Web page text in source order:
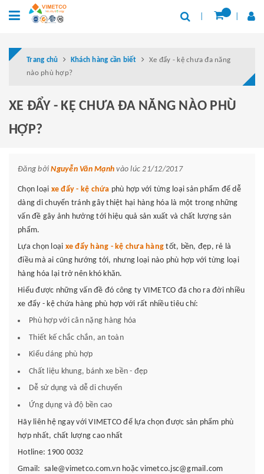
Trang chủ Khách hàng cần biết
Xe đẩy - kệ chưa đa năng
nào phù hợp?
XE ĐẨY - KỆ CHƯA ĐA NĂNG NÀO PHÙ
HỢP?
Đăng bởiNguyễn Văn Mạnh vào lúc 21/12/2017
Chọn loại xe đẩy - kệ chứa phù hợp với từng loại sản phẩm để dễ
dàng di chuyển tránh gây thiệt hại hàng hóa là một trong những
vấn đề gây ảnh hưởng tới hiệu quả sản xuất và chất lượng sản
phẩm.
Lựa chọn loại xe đẩy hàng - kệ chưa hàng tốt, bền, đẹp, rẻ là
điều mà ai cũng hướng tới, nhưng loại nào phù hợp với từng loại
hàng hóa lại trở nên khó khăn.
Hiểu được những vấn đề đó công ty VIMETCO đã cho ra đời nhiều
xe đẩy - kệ chứa hàng phù hợp với rất nhiều tiêu chí:
Phù hợp với cân nặng hàng hóa
Thiết kế chắc chắn, an toàn
Kiểu dáng phù hợp
Chất liệu khung, bánh xe bền - đẹp
Dễ sử dụng và dễ di chuyển
Ứng dụng và độ bền cao
Hãy liên hệ ngay với VIMETCO để lựa chọn được sản phẩm phù
hợp nhất, chất lượng cao nhất
Hotline: 1900 0032
Gmail: sale@vimetco.com.vn hoặc vimetco.jsc@gmail.com